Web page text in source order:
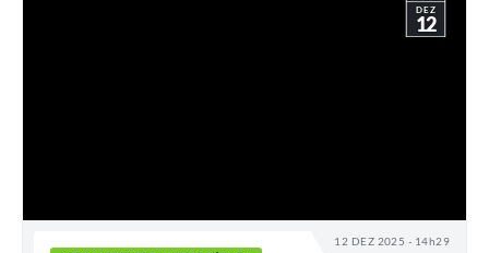
12 DEZ 2025 - 14h29
DEZ
12